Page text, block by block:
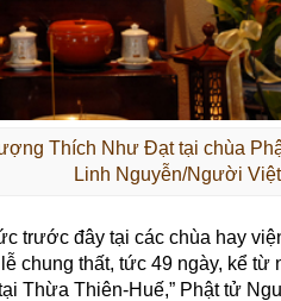
Thích Như Đạt tại chùa
Linh Nguyễn/Người
trước đây tại các chùa hay
chung thất, tức 49 ngày, kể
Thừa Thiên-Huế,” Phật tử